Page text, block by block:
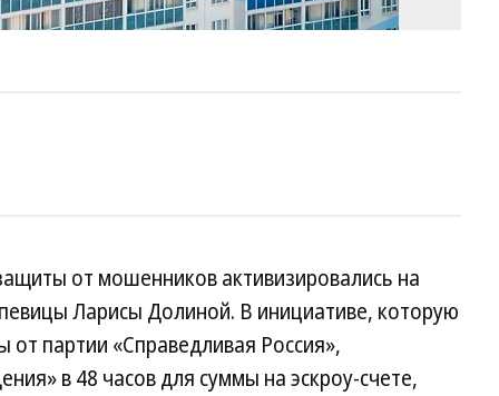
от мошенников активизировались на
Ларисы Долиной. В инициативе, которую
от партии «Справедливая Россия»,
в 48 часов для суммы на эскроу-счете,